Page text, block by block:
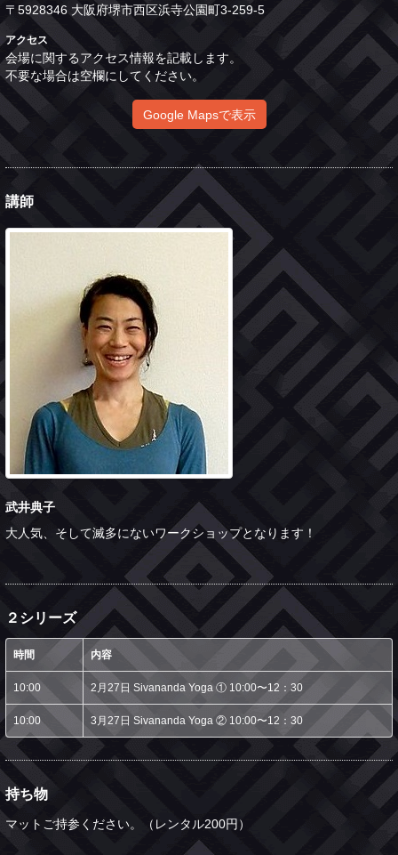
〒5928346 大阪府堺市西区浜寺公園町3-259-5
アクセス
会場に関するアクセス情報を記載します。
不要な場合は空欄にしてください。
Google Mapsで表示
講師
武井典子
大人気、そして滅多にないワークショップとなります！
２シリーズ
時間 内容
10:00 2月27日 Sivananda Yoga ① 10:00〜12：30
10:00 3月27日 Sivananda Yoga ② 10:00〜12：30
持ち物
マットご持参ください。（レンタル200円）